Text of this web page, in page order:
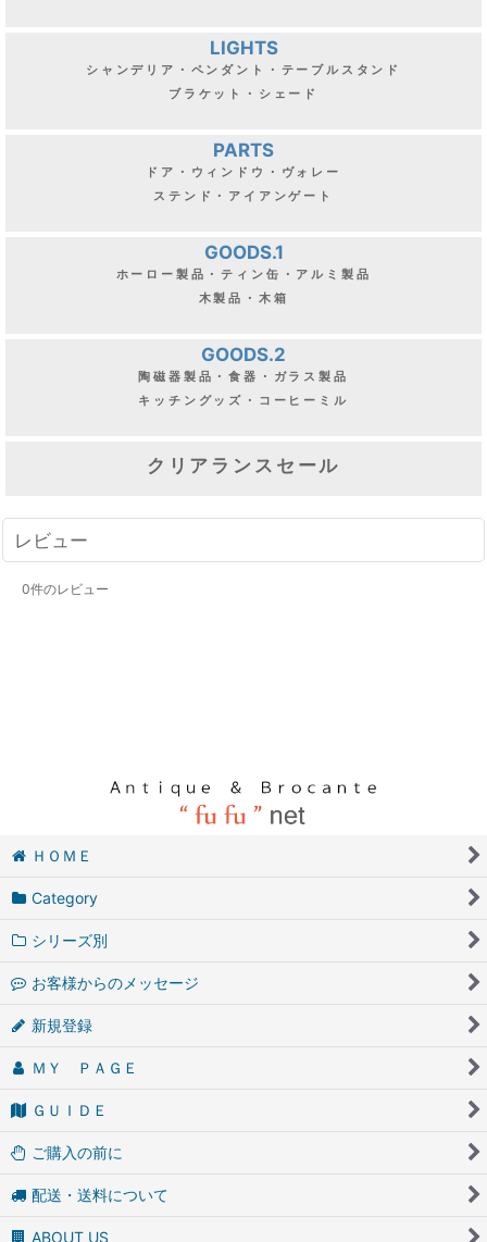
LIGHTS
シャンデリア・ペンダント・テーブルスタンド
ブラケット・シェード
PARTS
ドア・ウィンドウ・ヴォレー
ステンド・アイアンゲート
GOODS.1
ホーロー製品・ティン缶・アルミ製品
木製品・木箱
GOODS.2
陶磁器製品・食器・ガラス製品
キッチングッズ・コーヒーミル
クリアランスセール
レビュー
0件のレビュー
ＨＯＭＥ
Category
シリーズ別
お客様からのメッセージ
新規登録
ＭＹ ＰＡＧＥ
ＧＵＩＤＥ
ご購入の前に
配送・送料について
ABOUT US